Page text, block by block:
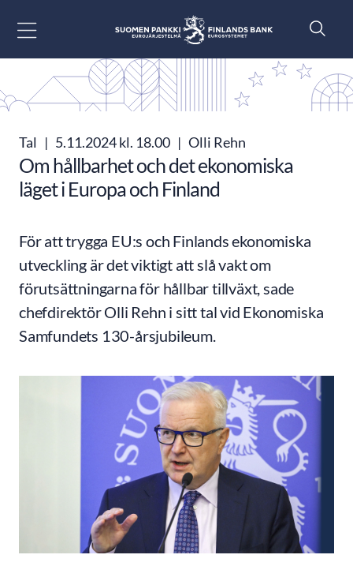
Tal | 5.11.2024 kl. 18.00 | Olli Rehn
Om hållbarhet och det ekonomiska
läget i Europa och Finland
För att trygga EU:s och Finlands ekonomiska
utveckling är det viktigt att slå vakt om
förutsättningarna för hållbar tillväxt, sade
chefdirektör Olli Rehn i sitt tal vid Ekonomiska
Samfundets 130-årsjubileum.